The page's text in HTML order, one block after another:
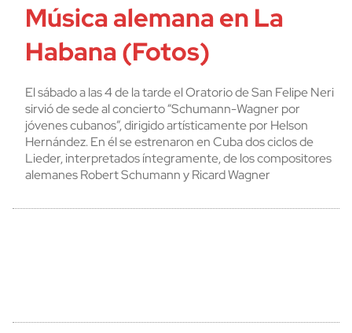
Música alemana en La
Habana (Fotos)
El sábado a las 4 de la tarde el Oratorio de San Felipe Neri
sirvió de sede al concierto “Schumann-Wagner por
jóvenes cubanos”, dirigido artísticamente por Helson
Hernández. En él se estrenaron en Cuba dos ciclos de
Lieder, interpretados íntegramente, de los compositores
alemanes Robert Schumann y Ricard Wagner